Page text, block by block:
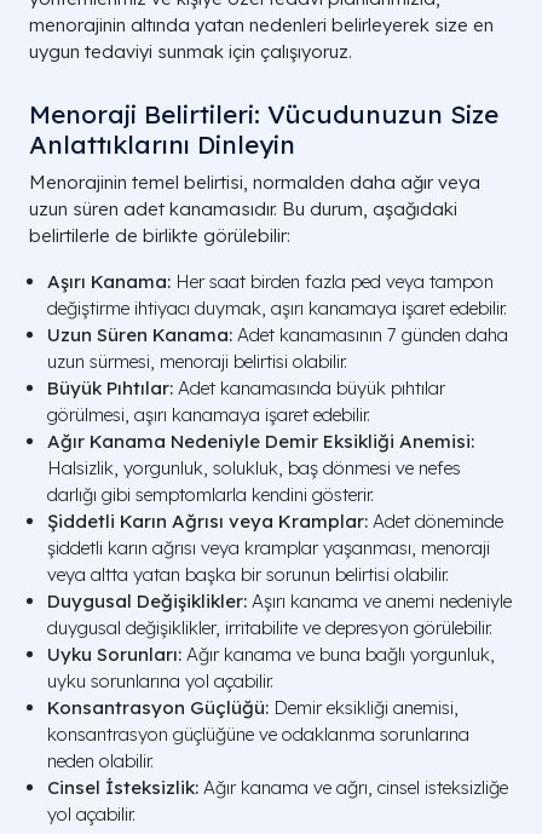
menorajinin altında yatan nedenleri belirleyerek size en
uygun tedaviyi sunmak için çalışıyoruz.
Menoraji Belirtileri: Vücudunuzun Size
Anlattıklarını Dinleyin
Menorajinin temel belirtisi, normalden daha ağır veya
uzun süren adet kanamasıdır. Bu durum, aşağıdaki
belirtilerle de birlikte görülebilir:
Aşırı Kanama: Her saat birden fazla ped veya tampon
değiştirme ihtiyacı duymak, aşırı kanamaya işaret edebilir.
Uzun Süren Kanama: Adet kanamasının 7 günden daha
uzun sürmesi, menoraji belirtisi olabilir.
Büyük Pıhtılar: Adet kanamasında büyük pıhtılar
görülmesi, aşırı kanamaya işaret edebilir.
Ağır Kanama Nedeniyle Demir Eksikliği Anemisi:
Halsizlik, yorgunluk, solukluk, baş dönmesi ve nefes
darlığı gibi semptomlarla kendini gösterir.
Şiddetli Karın Ağrısı veya Kramplar: Adet döneminde
şiddetli karın ağrısı veya kramplar yaşanması, menoraji
veya altta yatan başka bir sorunun belirtisi olabilir.
Duygusal Değişiklikler: Aşırı kanama ve anemi nedeniyle
duygusal değişiklikler, irritabilite ve depresyon görülebilir.
Uyku Sorunları: Ağır kanama ve buna bağlı yorgunluk,
uyku sorunlarına yol açabilir.
Konsantrasyon Güçlüğü: Demir eksikliği anemisi,
konsantrasyon güçlüğüne ve odaklanma sorunlarına
neden olabilir.
Cinsel İsteksizlik: Ağır kanama ve ağrı, cinsel isteksizliğe
yol açabilir.